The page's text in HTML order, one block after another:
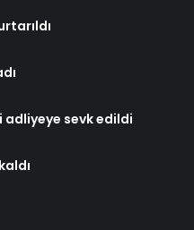
adliyeye sevk edildi